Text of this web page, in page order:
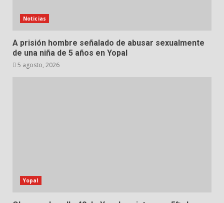
Noticias
A prisión hombre señalado de abusar sexualmente
de una niña de 5 años en Yopal
5 agosto, 2026
Yopal